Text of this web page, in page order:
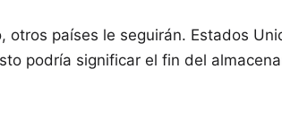
otros países le seguirán. Estados
podría significar el fin del